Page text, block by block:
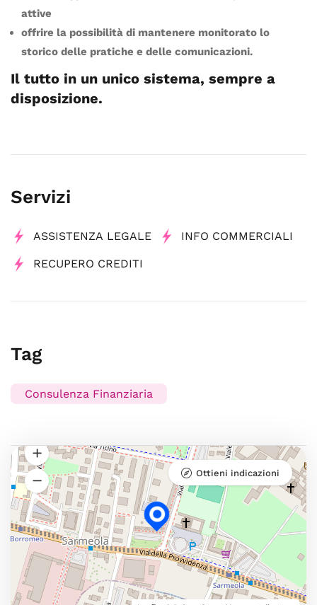
attive
offrire la possibilità di mantenere monitorato lo
storico delle pratiche e delle comunicazioni.
Il tutto in un unico sistema, sempre a
disposizione.
Servizi
ASSISTENZA LEGALE INFO COMMERCIALI
RECUPERO CREDITI
Tag
Consulenza Finanziaria
Ottieni indicazioni